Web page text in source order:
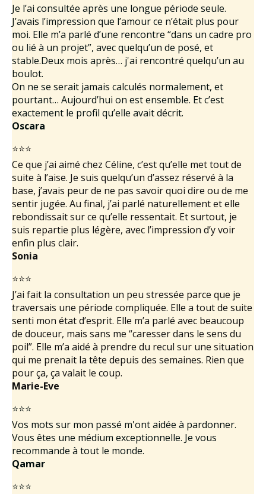
Je l’ai consultée après une longue période seule.
J’avais l’impression que l’amour ce n’était plus pour
moi. Elle m’a parlé d’une rencontre “dans un cadre pro
ou lié à un projet”, avec quelqu’un de posé, et
stable.Deux mois après… j'ai rencontré quelqu’un au
boulot.
On ne se serait jamais calculés normalement, et
pourtant… Aujourd’hui on est ensemble. Et c’est
exactement le profil qu’elle avait décrit.
Oscara
⭐⭐⭐
Ce que j’ai aimé chez Céline, c’est qu’elle met tout de
suite à l’aise. Je suis quelqu’un d’assez réservé à la
base, j’avais peur de ne pas savoir quoi dire ou de me
sentir jugée. Au final, j’ai parlé naturellement et elle
rebondissait sur ce qu’elle ressentait. Et surtout, je
suis repartie plus légère, avec l’impression d’y voir
enfin plus clair.
Sonia
⭐⭐⭐
J’ai fait la consultation un peu stressée parce que je
traversais une période compliquée. Elle a tout de suite
senti mon état d’esprit. Elle m’a parlé avec beaucoup
de douceur, mais sans me “caresser dans le sens du
poil”. Elle m’a aidé à prendre du recul sur une situation
qui me prenait la tête depuis des semaines. Rien que
pour ça, ça valait le coup.
Marie-Eve
⭐⭐⭐
Vos mots sur mon passé m'ont aidée à pardonner.
Vous êtes une médium exceptionnelle. Je vous
recommande à tout le monde.
Qamar
⭐⭐⭐